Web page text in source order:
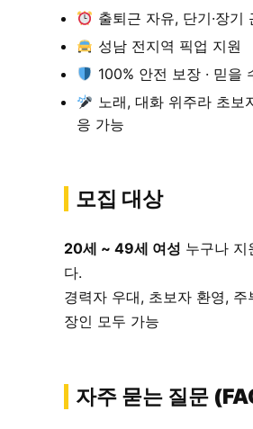
출퇴근 자유, 단기·장기
성남 전지역 픽업 지원
100% 안전 보장 · 믿을
노래, 대화 위주라 초보
응 가능
모집 대상
20세 ~ 49세 여성 누구나 지
다.
경력자 우대, 초보자 환영, 주
장인 모두 가능
자주 묻는 질문